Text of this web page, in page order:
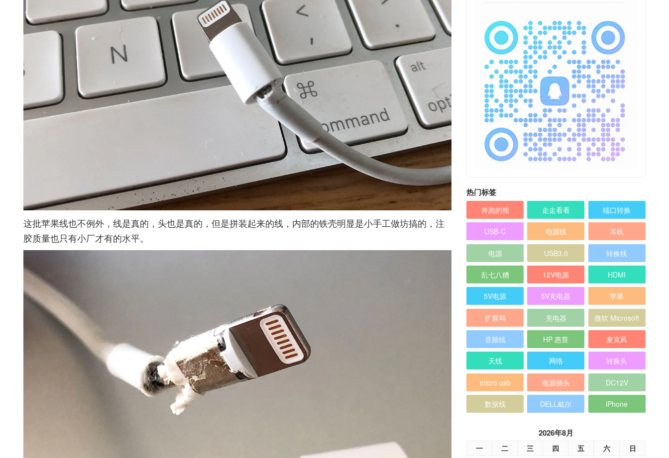
这批苹果线也不例外，线是真的，头也是真的，但是拼装起来的线，内部的铁壳明显是小手工做坊搞的，注
胶质量也只有小厂才有的水平。
热门标签
奔跑的熊 走走看看 端口转换
USB-C 电源线 耳机
电源 USB3.0 转换线
乱七八糟 12V电源 HDMI
5V电源 5V充电器 苹果
扩展坞 充电器 微软 Microsoft
音频线 HP 惠普 麦克风
天线 网络 转换头
micro usb 电源插头 DC12V
数据线 DELL戴尔 iPhone
2026年8月
一 二 三 四 五 六
日